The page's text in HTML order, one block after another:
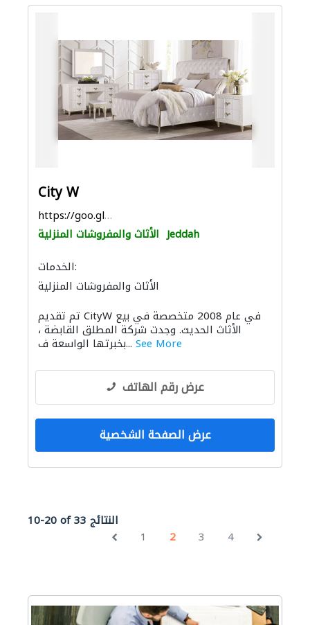
City W
https://goo.gl/maps/oDmPXw8huu8htxKv8
الأثاث والمفروشات المنزلية Jeddah
الخدمات:
الأثاث والمفروشات المنزلية
تم تقديم CityW في عام 2008 متخصصة في بيع
الأثاث الحديث. وجدت شركة المطلق القابضة ،
بخبرتها الواسعة ف... See More
عرض رقم الهاتف
عرض الصفحة الشخصية
10-20 of 33 النتائج
1
2 3 4